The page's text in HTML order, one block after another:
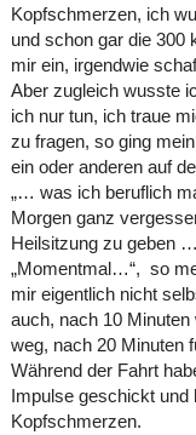
Kopfschmerzen, ich
und schon gar die 300
mir ein, irgendwie
Aber zugleich wusste
ich nur tun, ich traue
zu fragen, so ging
ein oder anderen auf
„… was ich beruflich
Morgen ganz
Heilsitzung zu geben
„Momentmal…“, so
mir eigentlich nicht
auch, nach 10
weg, nach 20 Minuten
Während der Fahrt
Impulse geschickt und
Kopfschmerzen.